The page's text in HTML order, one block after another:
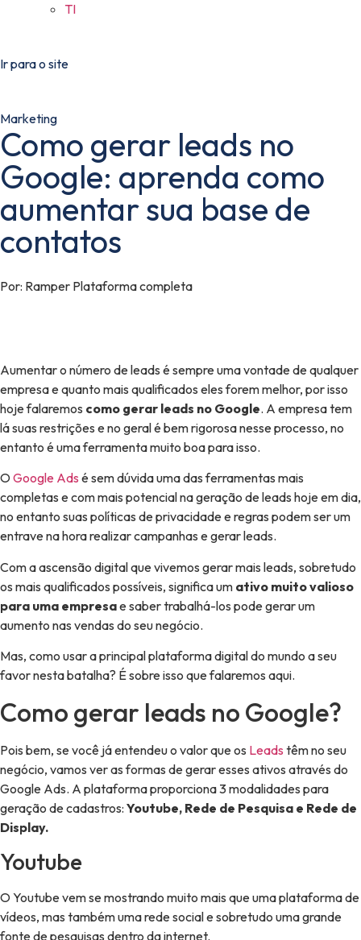
TI
Ir para o site
Marketing
Como gerar leads no
Google: aprenda como
aumentar sua base de
contatos
Por: Ramper Plataforma completa
Aumentar o número de leads é sempre uma vontade de qualquer
empresa e quanto mais qualificados eles forem melhor, por isso
hoje falaremos como gerar leads no Google. A empresa tem
lá suas restrições e no geral é bem rigorosa nesse processo, no
entanto é uma ferramenta muito boa para isso.
OGoogle Ads é sem dúvida uma das ferramentas mais
completas e com mais potencial na geração de leads hoje em dia,
no entanto suas políticas de privacidade e regras podem ser um
entrave na hora realizar campanhas e gerar leads.
Com a ascensão digital que vivemos gerar mais leads, sobretudo
os mais qualificados possíveis, significa um ativo muito valioso
para uma empresae saber trabalhá-los pode gerar um
aumento nas vendas do seu negócio.
Mas, como usar a principal plataforma digital do mundo a seu
favor nesta batalha? É sobre isso que falaremos aqui.
Como gerar leads no Google?
Pois bem, se você já entendeu o valor que os Leads têm no seu
negócio, vamos ver as formas de gerar esses ativos através do
Google Ads. A plataforma proporciona 3 modalidades para
geração de cadastros: Youtube, Rede de Pesquisa e Rede de
Display.
Youtube
O Youtube vem se mostrando muito mais que uma plataforma de
vídeos, mas também uma rede social e sobretudo uma grande
fonte de pesquisas dentro da internet.